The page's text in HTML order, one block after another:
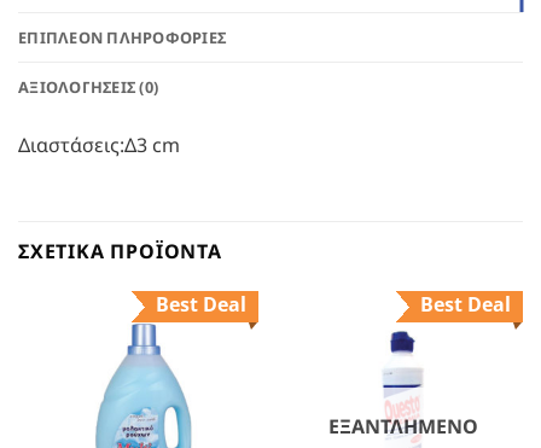
ΕΠΙΠΛΈΟΝ ΠΛΗΡΟΦΟΡΊΕΣ
ΑΞΙΟΛΟΓΉΣΕΙΣ (0)
Διαστάσεις:Δ3 cm
ΣΧΕΤΙΚΆ ΠΡΟΪΌΝΤΑ
Best Deal
Best Deal
ΕΞΑΝΤΛΗΜΈΝΟ